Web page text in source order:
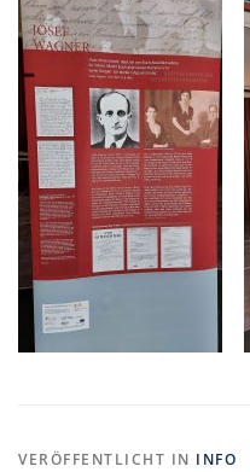
VERÖFFENTLICHT IN INFO